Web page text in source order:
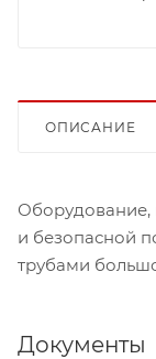
ОПИСАНИЕ
Оборудование,
и безопасной
трубами
Документы